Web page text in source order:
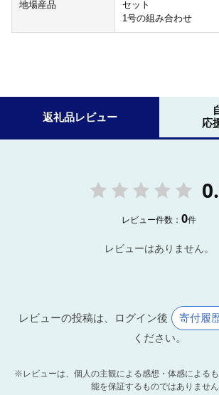
地場産品
セット
1号の組み合わせ
返礼品レビュー
応
レビュー件数：0件
レビューはありません。
レビューの投稿は、ログイン後 寄付履
ください。
※レビューは、個人の主観による感想・体感による
能を保証するものではありません